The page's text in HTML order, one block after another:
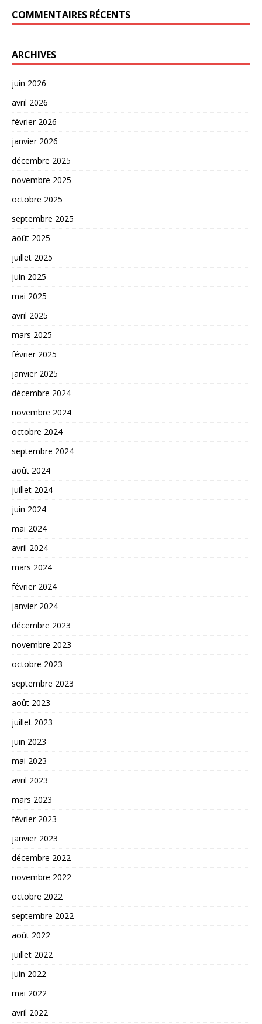
COMMENTAIRES RÉCENTS
ARCHIVES
juin 2026
avril 2026
février 2026
janvier 2026
décembre 2025
novembre 2025
octobre 2025
septembre 2025
août 2025
juillet 2025
juin 2025
mai 2025
avril 2025
mars 2025
février 2025
janvier 2025
décembre 2024
novembre 2024
octobre 2024
septembre 2024
août 2024
juillet 2024
juin 2024
mai 2024
avril 2024
mars 2024
février 2024
janvier 2024
décembre 2023
novembre 2023
octobre 2023
septembre 2023
août 2023
juillet 2023
juin 2023
mai 2023
avril 2023
mars 2023
février 2023
janvier 2023
décembre 2022
novembre 2022
octobre 2022
septembre 2022
août 2022
juillet 2022
juin 2022
mai 2022
avril 2022